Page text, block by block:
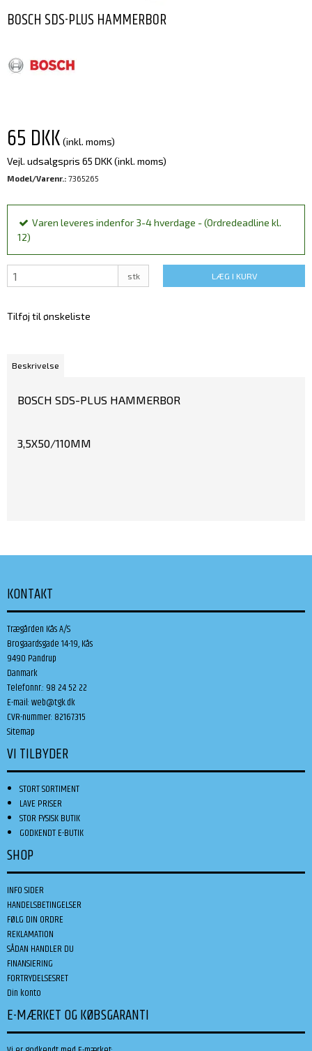
BOSCH SDS-PLUS HAMMERBOR
65 DKK (inkl. moms)
Vejl. udsalgspris 65 DKK(inkl. moms)
Model/Varenr.: 7365265
Varen leveres indenfor 3-4 hverdage - (Ordredeadline kl.
12)
stk LÆG I KURV
Tilføj til ønskeliste
Beskrivelse
BOSCH SDS-PLUS HAMMERBOR
3,5X50/110MM
KONTAKT
Trægården Kås A/S
Brogaardsgade 14-19, Kås
9490 Pandrup
Danmark
Telefonnr.: 98 24 52 22
E-mail:web@tgk.dk
CVR-nummer: 82167315
Sitemap
VI TILBYDER
STORT SORTIMENT
LAVE PRISER
STOR FYSISK BUTIK
GODKENDT E-BUTIK
SHOP
INFO SIDER
HANDELSBETINGELSER
FØLG DIN ORDRE
REKLAMATION
SÅDAN HANDLER DU
FINANSIERING
FORTRYDELSESRET
Din konto
E-MÆRKET OG KØBSGARANTI